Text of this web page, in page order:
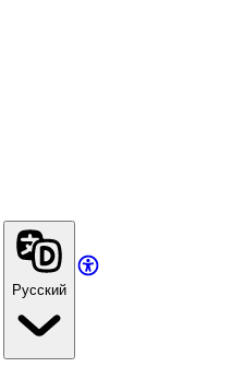
Русский